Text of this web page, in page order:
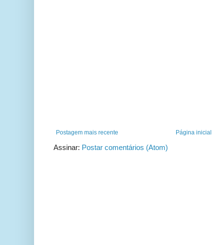
Postagem mais recente Página inicial
Assinar: Postar comentários (Atom)